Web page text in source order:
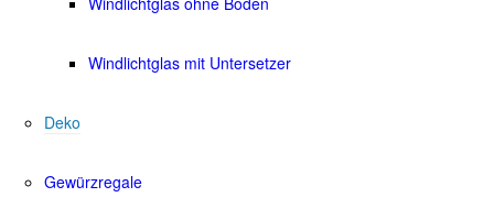
Windlichtglas mit Untersetzer
Deko
Gewürzregale